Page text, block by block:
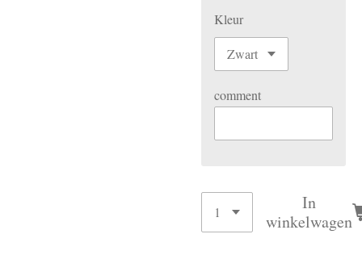
Kleur
comment
In
winkelwagen